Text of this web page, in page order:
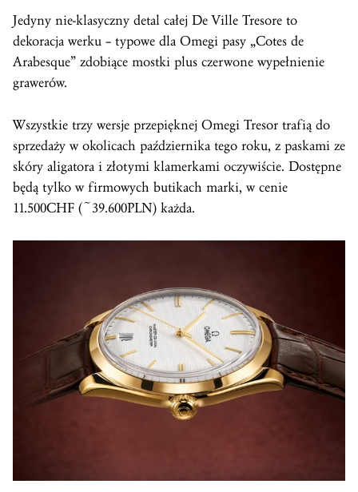
Jedyny nie-klasyczny detal całej De Ville Tresore to
dekoracja werku – typowe dla Omegi pasy „Cotes de
Arabesque” zdobiące mostki plus czerwone wypełnienie
grawerów.
Wszystkie trzy wersje przepięknej Omegi Tresor trafią do
sprzedaży w okolicach października tego roku, z paskami ze
skóry aligatora i złotymi klamerkami oczywiście. Dostępne
będą tylko w firmowych butikach marki, w cenie
11.500CHF (~39.600PLN) każda.